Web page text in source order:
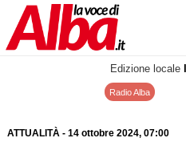
Edizione locale
Radio Alba
ATTUALITÀ- 14 ottobre 2024, 07:00